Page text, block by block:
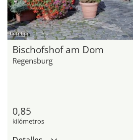
hotel.de
Bischofshof am Dom
Regensburg
0,85
kilómetros